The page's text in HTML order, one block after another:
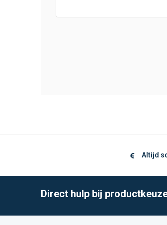
Altijd
Direct hulp bij